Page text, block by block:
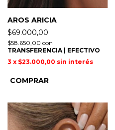
AROS ARICIA
$69.000,00
$58.650,00 con
TRANSFERENCIA | EFECTIVO
3 x $23.000,00 sin interés